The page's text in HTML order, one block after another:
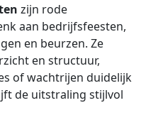
zijn rode
aan bedrijfsfeesten,
en beurzen. Ze
en structuur,
of wachtrijen duidelijk
de uitstraling stijlvol